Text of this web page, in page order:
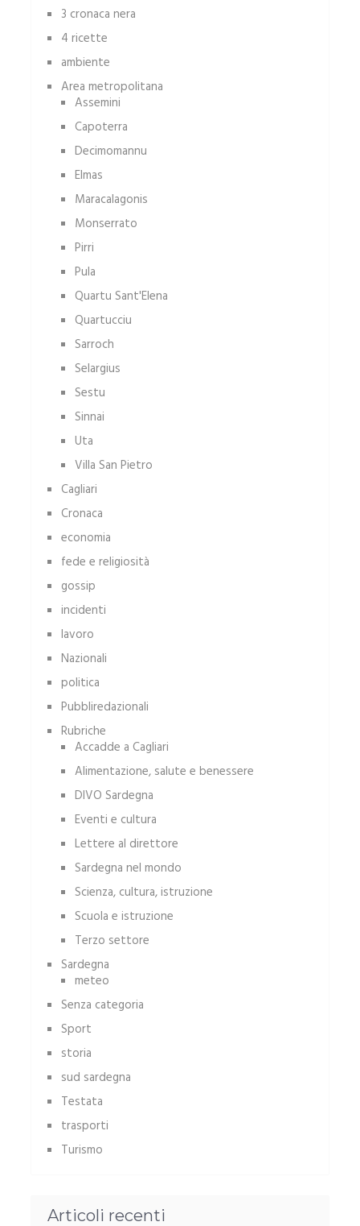
3 cronaca nera
4 ricette
ambiente
Area metropolitana
Assemini
Capoterra
Decimomannu
Elmas
Maracalagonis
Monserrato
Pirri
Pula
Quartu Sant'Elena
Quartucciu
Sarroch
Selargius
Sestu
Sinnai
Uta
Villa San Pietro
Cagliari
Cronaca
economia
fede e religiosità
gossip
incidenti
lavoro
Nazionali
politica
Pubbliredazionali
Rubriche
Accadde a Cagliari
Alimentazione, salute e benessere
DIVO Sardegna
Eventi e cultura
Lettere al direttore
Sardegna nel mondo
Scienza, cultura, istruzione
Scuola e istruzione
Terzo settore
Sardegna
meteo
Senza categoria
Sport
storia
sud sardegna
Testata
trasporti
Turismo
Articoli recenti